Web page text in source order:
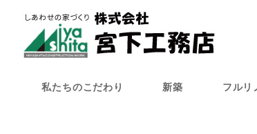
私たちのこだわり 新築 フルリ